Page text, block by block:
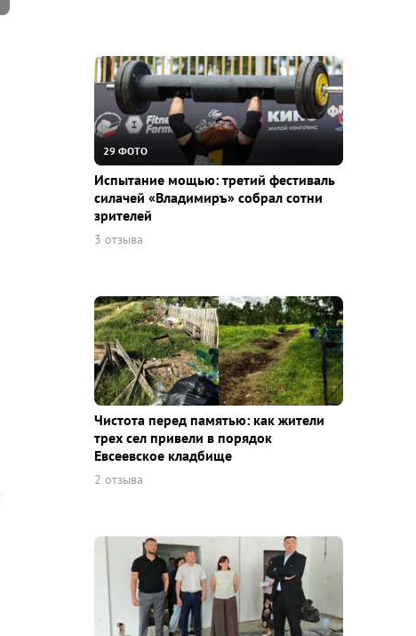
29 ФОТО
Испытание мощью: третий фестиваль
силачей «Владимиръ» собрал сотни
зрителей
3 отзыва
Чистота перед памятью: как жители
трех сел привели в порядок
Евсеевское кладбище
2 отзыва